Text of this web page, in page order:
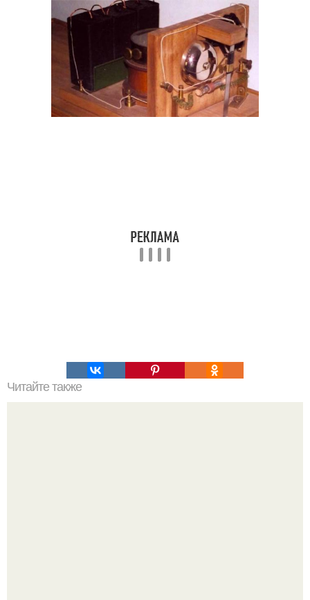
Читайте также